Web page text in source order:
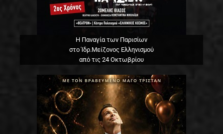
Η Παναγία των Παρισίων
στο Ίδρ.Μείζονος Ελληνισμού
από τις 24 Οκτωβρίου